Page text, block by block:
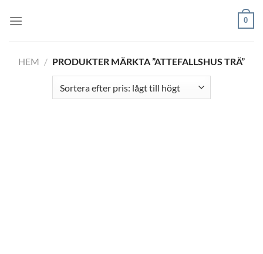
0
HEM / PRODUKTER MÄRKTA ”ATTEFALLSHUS TRÄ”